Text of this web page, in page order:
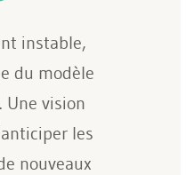
instable,
du modèle
vision
les
nouveaux